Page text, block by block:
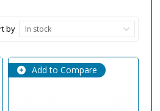
by In stock
Add to Compare